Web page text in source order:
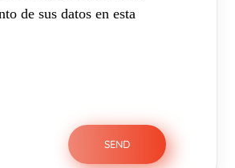
de sus datos en esta